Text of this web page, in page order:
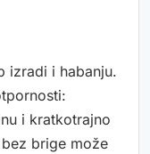
izradi i habanju.
i kratkotrajno
brige može